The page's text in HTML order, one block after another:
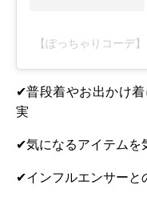
【ぽっちゃりコーデ
✔普段着やお出かけ
実
✔気になるアイテムを
✔インフルエンサーと